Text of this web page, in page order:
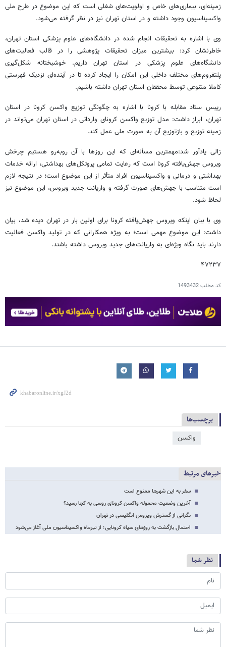
زمینه‌ای، بیماری‌های خاص و اولویت‌های شغلی است که این موضوع در طرح ملی
واکسیناسیون وجود داشته و در استان تهران نیز در نظر گرفته می‌شود.
وی با اشاره به تحقیقات انجام شده در دانشگاه‌های علوم پزشکی استان تهران،
خاطرنشان کرد: بیشترین میزان تحقیقات پژوهشی را در قالب فعالیت‌های
دانشگاه‌های علوم پزشکی در استان تهران داریم. خوشبختانه شکل‌گیری
پلتفروم‌های مختلف داخلی این امکان را ایجاد کرده تا در آینده‌ای نزدیک فهرستی
کاملا متنوعی توسط محققان استان تهران داشته باشیم.
رییس ستاد مقابله با کرونا با اشاره به چگونگی توزیع واکسن کرونا در استان
تهران، ابراز داشت: مدل توزیع واکسن کرونای وارداتی در استان تهران می‌تواند در
زمینه توزیع و بازتوزیع آن به صورت ملی عمل کند.
زالی یادآور شد:مهمترین مسأله‌ای که این روزها با آن روبه‌رو هستیم چرخش
ویروس جهش‌یافته کرونا است که رعایت تمامی پروتکل‌های بهداشتی، ارائه خدمات
بهداشتی و درمانی و واکسیناسیون افراد متأثر از این موضوع است؛ در نتیجه لازم
است متناسب با جهش‌های صورت گرفته و واریانت جدید ویروس، این موضوع نیز
لحاظ شود.
وی با بیان اینکه ویروس جهش‌یافته کرونا برای اولین بار در تهران دیده شد، بیان
داشت: این موضوع مهمی است؛ به ویژه همکارانی که در تولید واکسن فعالیت
دارند باید نگاه ویژه‌ای به واریانت‌های جدید ویروس داشته باشند.
۴۷۲۳۷
کد مطلب1493432
برچسب‌ها
واکسن
خبرهای مرتبط
سفر به این شهرها ممنوع است
آخرین وضعیت محموله واکسن کرونای روسی به کجا رسید؟
نگرانی از گسترش ویروس انگلیسی در تهران
احتمال بازگشت به روزهای سیاه کرونایی؛ از تیرماه واکسیناسیون ملی آغاز می‌شود
نظر شما